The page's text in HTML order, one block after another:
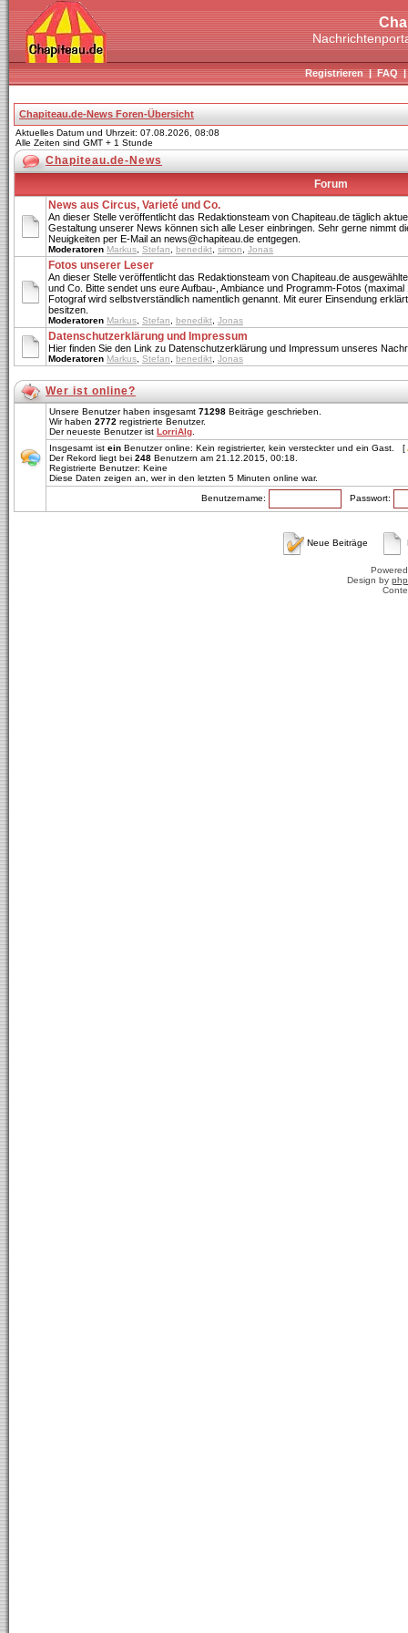
Registrieren|FAQ
Chapiteau.de-News Foren-Übersicht
Aktuelles Datum und Uhrzeit: 07.08.2026, 08:08
Alle Zeiten sind GMT + 1 Stunde
Chapiteau.de-News
Forum
News aus Circus, Varieté und Co.
An dieser Stelle veröffentlicht das Redaktionsteam von Chapiteau.de täglich
Gestaltung unserer News können sich alle Leser einbringen. Sehr gerne nimmt
Neuigkeiten per E-Mail an news@chapiteau.de entgegen.
Moderatoren Markus Stefan benedikt simon Jonas
Fotos unserer Leser
An dieser Stelle veröffentlicht das Redaktionsteam von Chapiteau.de
und Co. Bitte sendet uns eure Aufbau-, Ambiance und Programm-Fotos
Fotograf wird selbstverständlich namentlich genannt. Mit eurer Einsendung
besitzen.
Moderatoren Markus Stefan benedikt Jonas
Datenschutzerklärung und Impressum
Hier finden Sie den Link zu Datenschutzerklärung und Impressum unseres
Moderatoren Markus Stefan benedikt Jonas
Wer ist online?
Unsere Benutzer haben insgesamt 71298 Beiträge geschrieben.
Wir haben 2772 registrierte Benutzer.
Der neueste Benutzer ist LorriAlg
Insgesamt ist ein Benutzer online: Kein registrierter, kein versteckter und ein Gast. [
Der Rekord liegt bei 248 Benutzern am 21.12.2015, 00:18.
Registrierte Benutzer: Keine
Diese Daten zeigen an, wer in den letzten 5 Minuten online war.
Benutzername: Passwort:
Neue Beiträge
Design by